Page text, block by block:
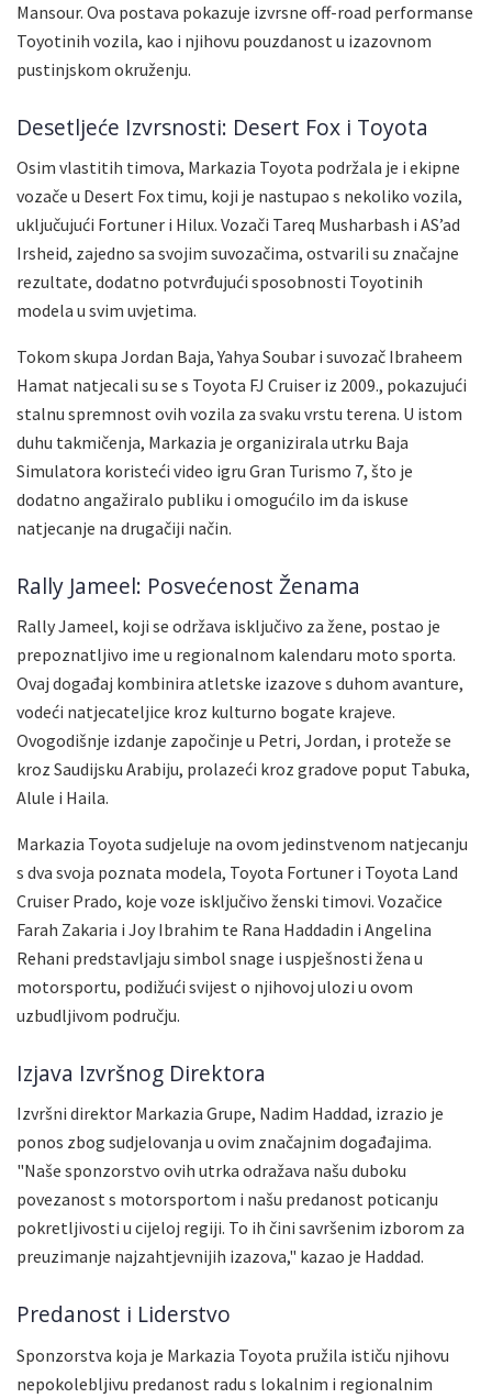
Mansour. Ova postava pokazuje izvrsne off-road performanse
Toyotinih vozila, kao i njihovu pouzdanost u izazovnom
pustinjskom okruženju.
Desetljeće Izvrsnosti: Desert Fox i Toyota
Osim vlastitih timova, Markazia Toyota podržala je i ekipne
vozače u Desert Fox timu, koji je nastupao s nekoliko vozila,
uključujući Fortuner i Hilux. Vozači Tareq Musharbash i AS’ad
Irsheid, zajedno sa svojim suvozačima, ostvarili su značajne
rezultate, dodatno potvrđujući sposobnosti Toyotinih
modela u svim uvjetima.
Tokom skupa Jordan Baja, Yahya Soubar i suvozač Ibraheem
Hamat natjecali su se s Toyota FJ Cruiser iz 2009., pokazujući
stalnu spremnost ovih vozila za svaku vrstu terena. U istom
duhu takmičenja, Markazia je organizirala utrku Baja
Simulatora koristeći video igru Gran Turismo 7, što je
dodatno angažiralo publiku i omogućilo im da iskuse
natjecanje na drugačiji način.
Rally Jameel: Posvećenost Ženama
Rally Jameel, koji se održava isključivo za žene, postao je
prepoznatljivo ime u regionalnom kalendaru moto sporta.
Ovaj događaj kombinira atletske izazove s duhom avanture,
vodeći natjecateljice kroz kulturno bogate krajeve.
Ovogodišnje izdanje započinje u Petri, Jordan, i proteže se
kroz Saudijsku Arabiju, prolazeći kroz gradove poput Tabuka,
Alule i Haila.
Markazia Toyota sudjeluje na ovom jedinstvenom natjecanju
s dva svoja poznata modela, Toyota Fortuner i Toyota Land
Cruiser Prado, koje voze isključivo ženski timovi. Vozačice
Farah Zakaria i Joy Ibrahim te Rana Haddadin i Angelina
Rehani predstavljaju simbol snage i uspješnosti žena u
motorsportu, podižući svijest o njihovoj ulozi u ovom
uzbudljivom području.
Izjava Izvršnog Direktora
Izvršni direktor Markazia Grupe, Nadim Haddad, izrazio je
ponos zbog sudjelovanja u ovim značajnim događajima.
"Naše sponzorstvo ovih utrka odražava našu duboku
povezanost s motorsportom i našu predanost poticanju
pokretljivosti u cijeloj regiji. To ih čini savršenim izborom za
preuzimanje najzahtjevnijih izazova," kazao je Haddad.
Predanost i Liderstvo
Sponzorstva koja je Markazia Toyota pružila ističu njihovu
nepokolebljivu predanost radu s lokalnim i regionalnim